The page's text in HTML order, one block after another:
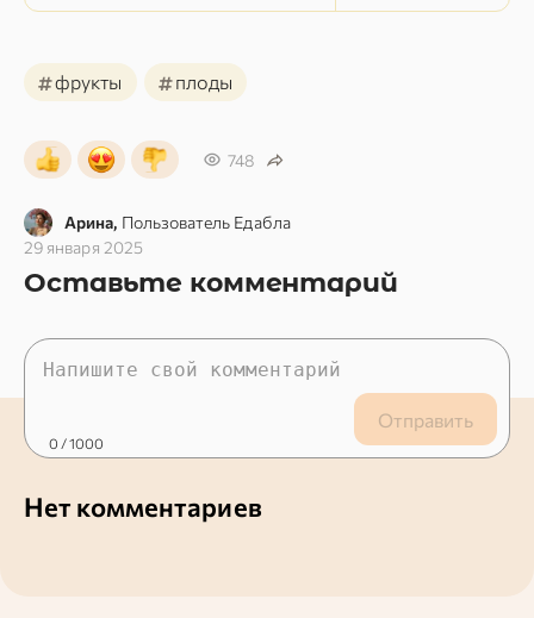
#фрукты #плоды
748
Арина, Пользователь Едабла
29 января 2025
Оставьте комментарий
Отправить
0 / 1000
Нет комментариев